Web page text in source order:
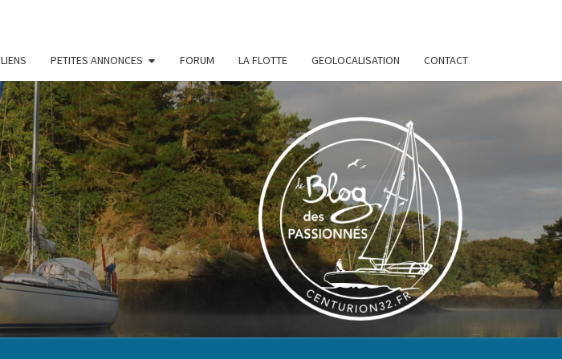
LIENS PETITES ANNONCES FORUM LA FLOTTE GEOLOCALISATION CONTACT
CENTURION
32
Le Blog
Des
Passionnés